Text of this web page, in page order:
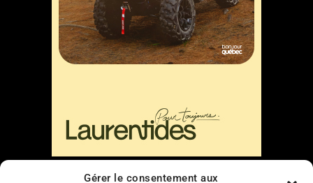
Gérer le consentement aux